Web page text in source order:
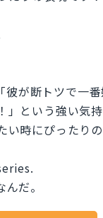
が断トツで一番
という強い気
時にぴったり
だ。